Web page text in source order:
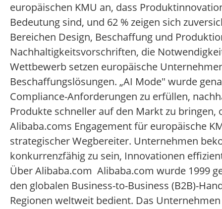
europäischen KMU an, dass
Bedeutung sind, und 62 % zeigen sich
Bereichen Design, Beschaffung und
Nachhaltigkeitsvorschriften, die
Wettbewerb setzen europäische
Beschaffungslösungen. „AI Mode" wurde
Compliance-Anforderungen zu erfüllen,
Produkte schneller auf den Markt zu
Alibaba.coms Engagement für europäische
strategischer Wegbereiter. Unternehmen
konkurrenzfähig zu sein, Innovationen
Über Alibaba.com Alibaba.com wurde 1999
den globalen Business-to-Business (B2B)-
Regionen weltweit bedient. Das